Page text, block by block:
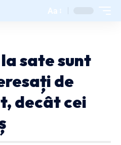
Aa
sate sunt
de
decât cei